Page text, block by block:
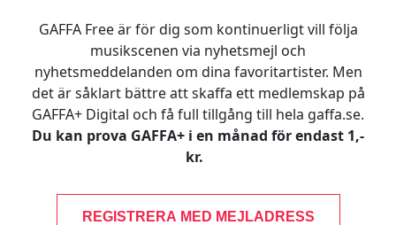
GAFFA Free är för dig som kontinuerligt vill följa
musikscenen via nyhetsmejl och
nyhetsmeddelanden om dina favoritartister. Men
det är såklart bättre att skaffa ett medlemskap på
GAFFA+ Digital och få full tillgång till hela gaffa.se.
Du kan prova GAFFA+ i en månad för endast 1,-
kr.
REGISTRERA MED MEJLADRESS